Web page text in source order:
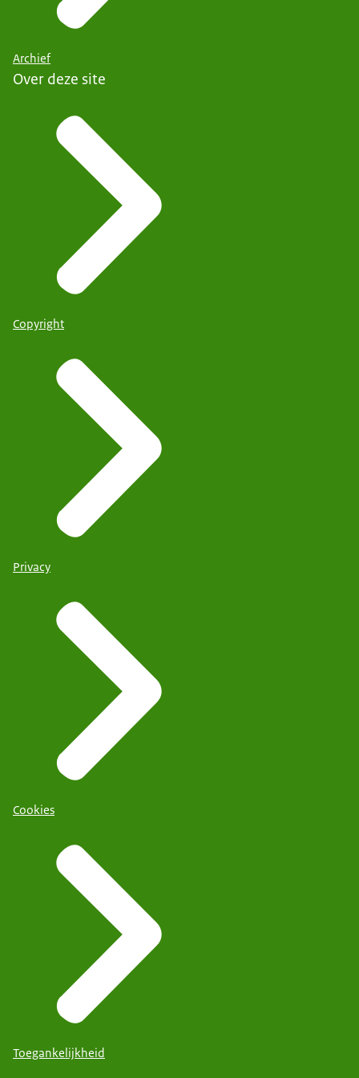
Archief
Over deze site
Copyright
Privacy
Cookies
Toegankelijkheid